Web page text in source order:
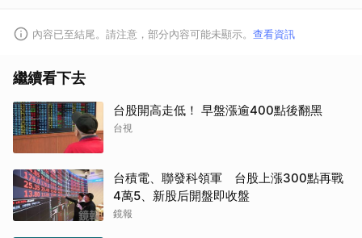
內容已至結尾。請注意，部分內容可能未顯示。 查看資訊
繼續看下去
台股開高走低！ 早盤漲逾400點後翻黑
台視
台積電、聯發科領軍 台股上漲300點再戰
4萬5、新股后開盤即收盤
鏡報